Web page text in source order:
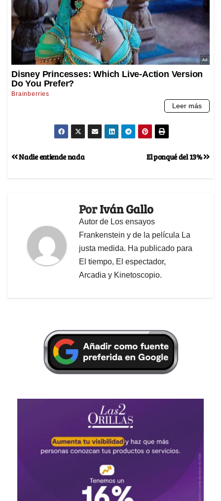
El ponqué del 13%
Nadie entiende nada
PorIván Gallo
Autor de Los ensayos
Frankenstein y de la película La
justa medida. Ha publicado para
El tiempo, El espectador,
Arcadia y Kinetoscopio.